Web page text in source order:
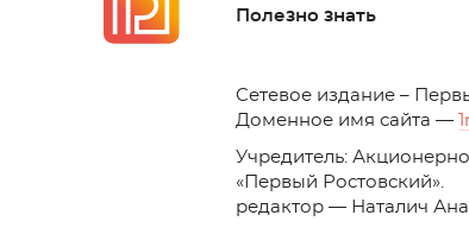
Полезно знать
Cетевое издание –
Доменное имя сайта —
Учредитель:
«Первый
редактор — Наталич